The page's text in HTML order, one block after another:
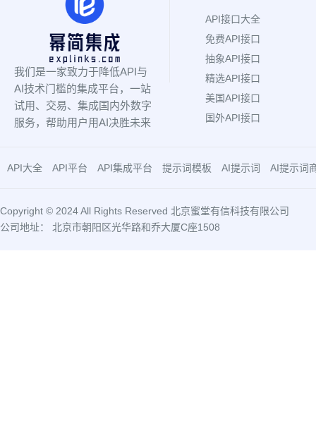
我们是一家致力于降低API与
AI技术门槛的集成平台，一站
试用、交易、集成国内外数字
服务，帮助用户用AI决胜未来
API接口大全
免费API接口
抽象API接口
精选API接口
美国API接口
国外API接口
API大全 API平台 API集成平台 提示词模板 AI提示词 AI提示词
Copyright © 2024 All Rights Reserved 北京蜜堂有信科技有限公司
公司地址： 北京市朝阳区光华路和乔大厦C座1508